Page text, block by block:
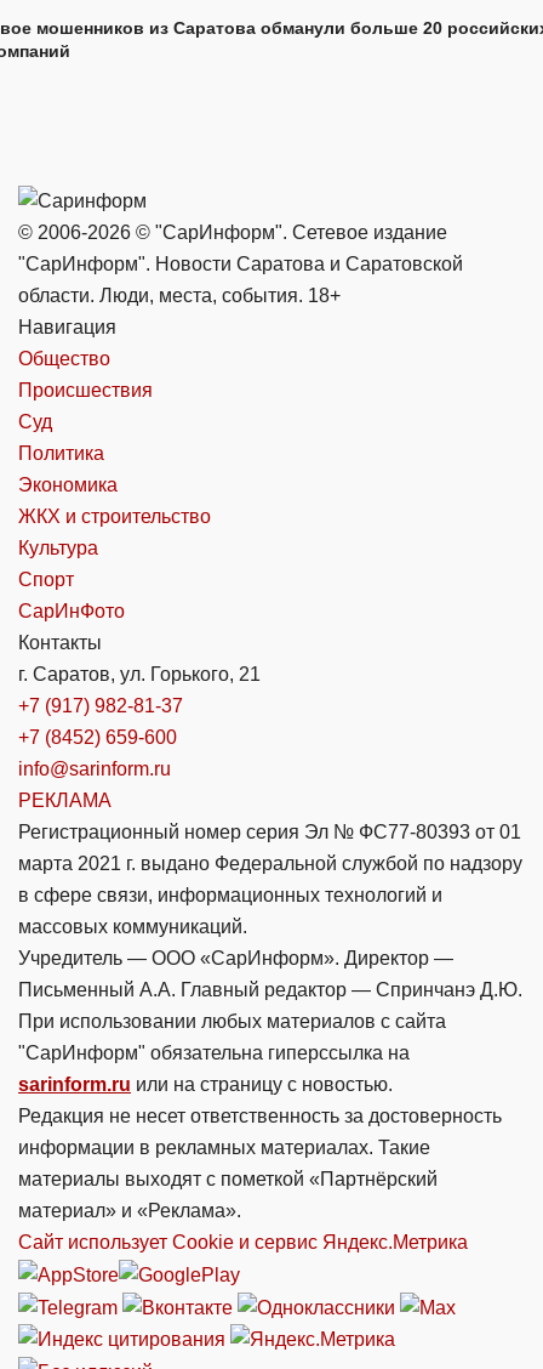
мошенников из Саратова обманули больше 20
© 2006-2026 © "СарИнформ". Сетевое издание
"СарИнформ". Новости Саратова и Саратовской
области. Люди, места, события. 18+
Навигация
Общество
Происшествия
Суд
Политика
Экономика
ЖКХ и строительство
Культура
Спорт
СарИнФото
Контакты
г. Саратов, ул. Горького, 21
+7 (917) 982-81-37
+7 (8452) 659-600
info@sarinform.ru
РЕКЛАМА
Регистрационный номер серия Эл № ФС77-80393 от 01
марта 2021 г. выдано Федеральной службой по надзору
в сфере связи, информационных технологий и
массовых коммуникаций.
Учредитель — ООО «СарИнформ». Директор —
Письменный А.А. Главный редактор — Спринчанэ Д.Ю.
При использовании любых материалов с сайта
"СарИнформ" обязательна гиперссылка на
sarinform.ru или на страницу с новостью.
Редакция не несет ответственность за достоверность
информации в рекламных материалах. Такие
материалы выходят с пометкой «Партнёрский
материал» и «Реклама».
Сайт использует Cookie и сервиc Яндекс.Метрика